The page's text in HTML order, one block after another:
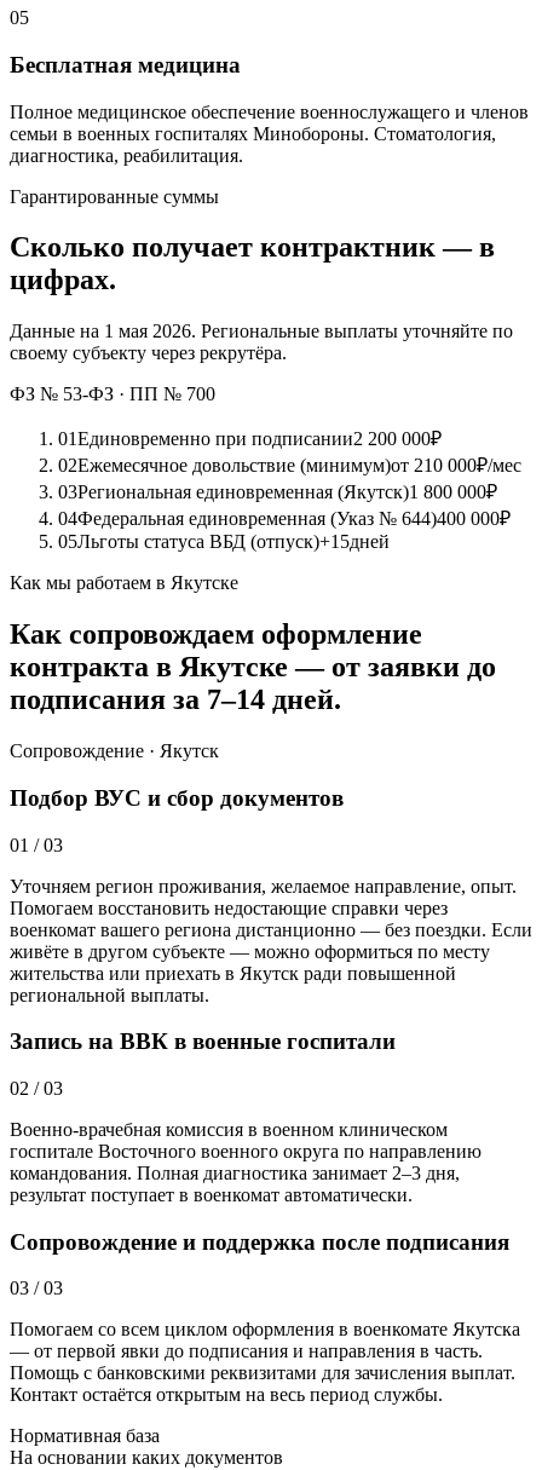
05
Бесплатная медицина
Полное медицинское обеспечение военнослужащего и членов
семьи в военных госпиталях Минобороны. Стоматология,
диагностика, реабилитация.
Гарантированные суммы
Сколько получает контрактник — в
цифрах.
Данные на 1 мая 2026. Региональные выплаты уточняйте по
своему субъекту через рекрутёра.
ФЗ № 53-ФЗ · ПП № 700
01Единовременно при подписании2 200 000₽
02Ежемесячное довольствие (минимум)от 210 000₽/мес
03Региональная единовременная (Якутск)1 800 000₽
04Федеральная единовременная (Указ № 644)400 000₽
05Льготы статуса ВБД (отпуск)+15дней
Как мы работаем в Якутске
Как сопровождаем оформление
контракта в Якутске — от заявки до
подписания за 7–14 дней.
Сопровождение · Якутск
Подбор ВУС и сбор документов
01 /03
Уточняем регион проживания, желаемое направление, опыт.
Помогаем восстановить недостающие справки через
военкомат вашего региона дистанционно — без поездки. Если
живёте в другом субъекте — можно оформиться по месту
жительства или приехать в Якутск ради повышенной
региональной выплаты.
Запись на ВВК в военные госпитали
02 /03
Военно-врачебная комиссия в военном клиническом
госпитале Восточного военного округа по направлению
командования. Полная диагностика занимает 2–3 дня,
результат поступает в военкомат автоматически.
Сопровождение и поддержка после подписания
03 /03
Помогаем со всем циклом оформления в военкомате Якутска
— от первой явки до подписания и направления в часть.
Помощь с банковскими реквизитами для зачисления выплат.
Контакт остаётся открытым на весь период службы.
Нормативная база
На основании каких документов